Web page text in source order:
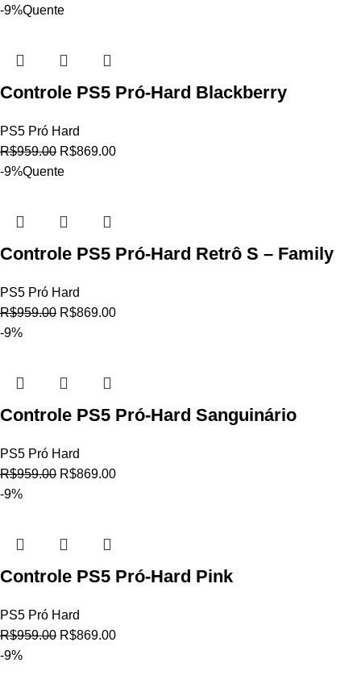
-9%Quente
Controle PS5 Pró-Hard Blackberry
PS5 Pró Hard
R$959.00 R$869.00
-9%Quente
Controle PS5 Pró-Hard Retrô S – Family
PS5 Pró Hard
R$959.00 R$869.00
-9%
Controle PS5 Pró-Hard Sanguinário
PS5 Pró Hard
R$959.00 R$869.00
-9%
Controle PS5 Pró-Hard Pink
PS5 Pró Hard
R$959.00 R$869.00
-9%